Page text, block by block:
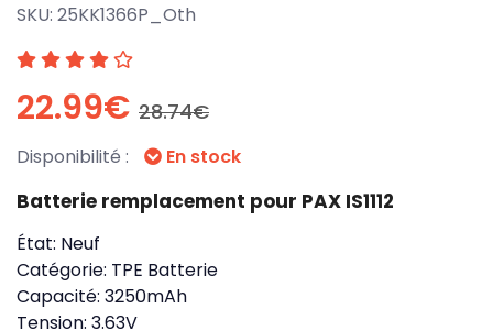
SKU: 25KK1366P_Oth
22.99€ 28.74€
Disponibilité : En stock
Batterie remplacement pour PAX IS1112
État: Neuf
Catégorie: TPE Batterie
Capacité: 3250mAh
Tension: 3.63V